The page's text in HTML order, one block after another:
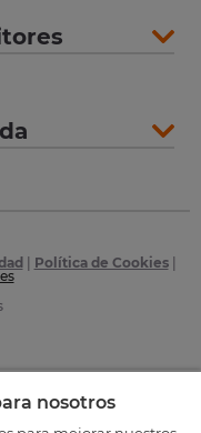
Política de Cookies|
nosotros